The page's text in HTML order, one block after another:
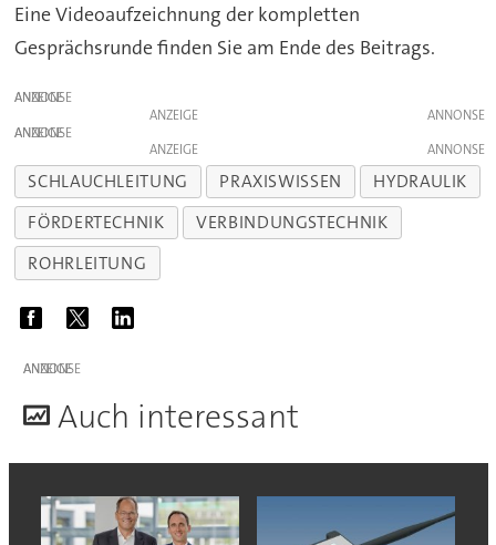
Eine Videoaufzeichnung der kompletten
Gesprächsrunde finden Sie am Ende des Beitrags.
ANZEIGE
ANZEIGE
ANZEIGE
ANZEIGE
SCHLAUCHLEITUNG PRAXISWISSEN
HYDRAULIK
FÖRDERTECHNIK
VERBINDUNGSTECHNIK
ROHRLEITUNG
ANZEIGE
Auch interessant